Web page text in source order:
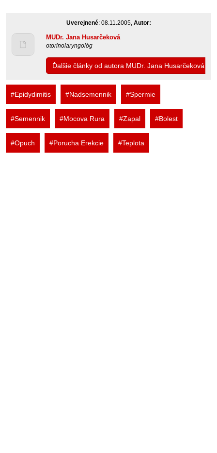
Uverejnené: 08.11.2005, Autor:
MUDr. Jana Husarčeková
otorinolaryngológ
Ďalšie články od autora MUDr. Jana Husarčeková
#Epidydimitis #Nadsemennik #Spermie
#Semennik #Mocova Rura #Zapal #Bolest
#Opuch #Porucha Erekcie #Teplota